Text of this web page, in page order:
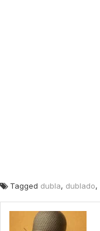
Tagged dubla, dublado,